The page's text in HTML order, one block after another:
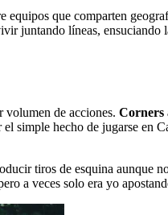
que comparten
juntando líneas, ensuciando
volumen de acciones. Corners
simple hecho de jugarse en
tiros de esquina aunque
a veces solo era yo